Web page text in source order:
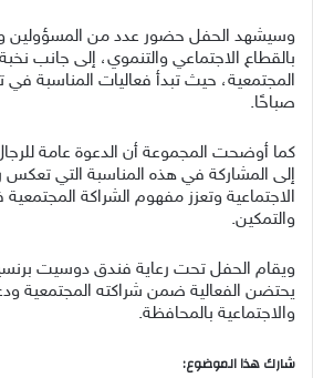
وسيشهد الحفل حضور عدد من المسؤولين
بالقطاع الاجتماعي والتنموي، إلى جانب
صباحًا.
كما أوضحت المجموعة أن الدعوة عامة
إلى المشاركة في هذه المناسبة التي تعكس
الاجتماعية وتعزز مفهوم الشراكة
والتمكين.
ويقام الحفل تحت رعاية فندق دوسيت
يحتضن الفعالية ضمن شراكته المجتمعية
والاجتماعية بالمحافظة.
شارك هذا الموضوع: